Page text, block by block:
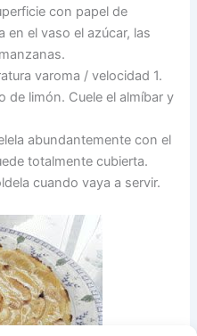
con papel de
el vaso el azúcar, las
varoma / velocidad 1.
de limón. Cuele el almíbar y
abundantemente con el
totalmente cubierta.
cuando vaya a servir.